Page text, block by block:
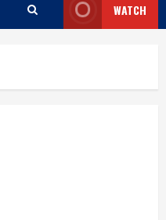
WATCH